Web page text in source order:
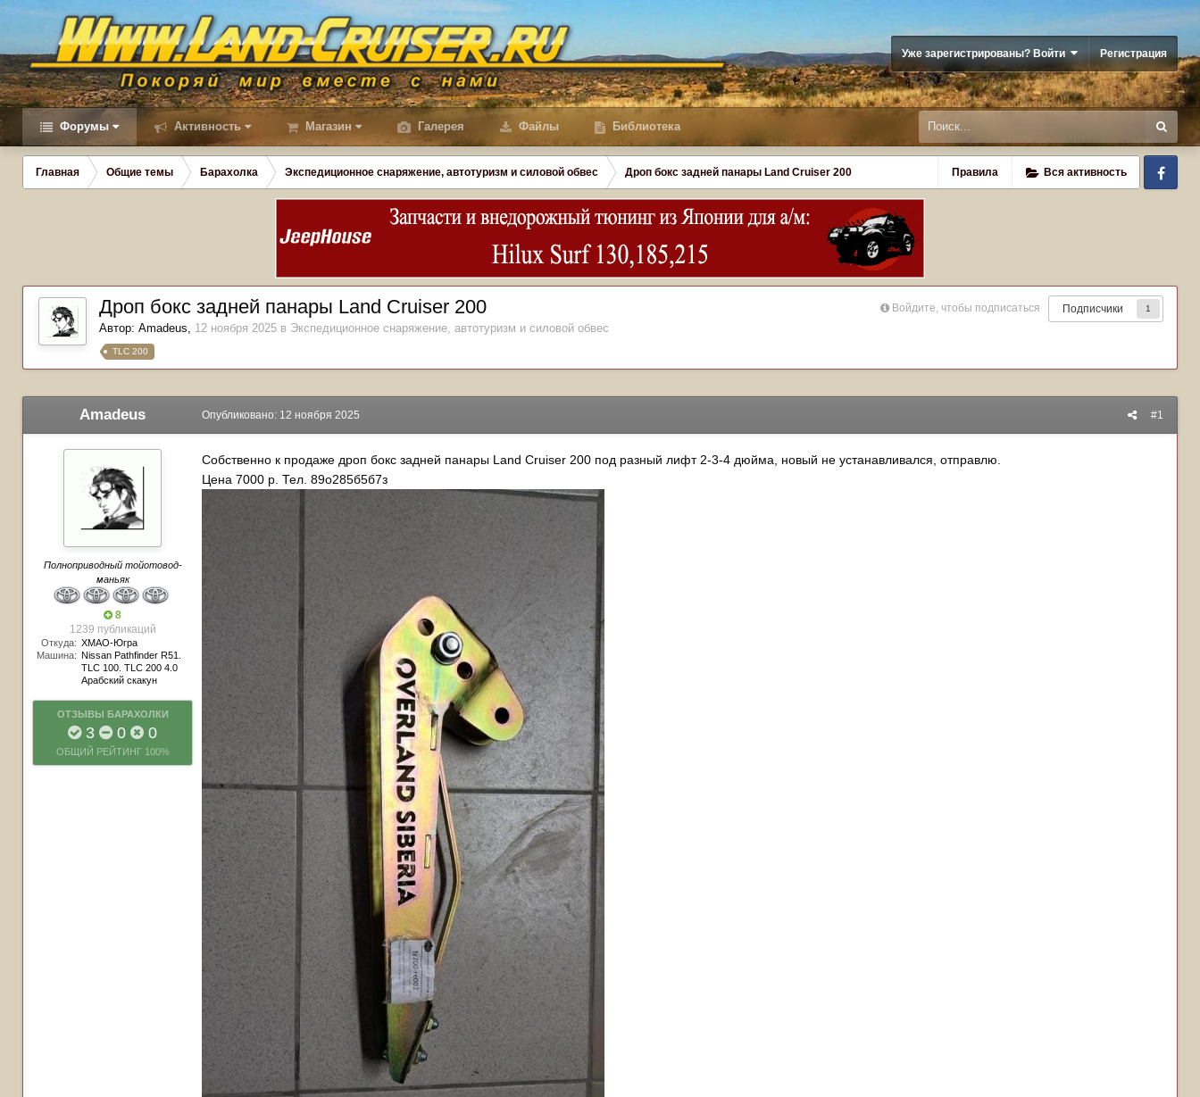
Уже зарегистрированы? Войти Регистрация
Форумы Активность Магазин Галерея Файлы Библиотека
Правила Вся активность
Главная Общие темы Барахолка Экспедиционное снаряжение, автотуризм и силовой обвес Дроп бокс задней панары Land Cruiser 200
Войдите, чтобы подписаться Подписчики 1
Дроп бокс задней панары Land Cruiser 200
Автор: Amadeus, 12 ноября 2025 в Экспедиционное снаряжение, автотуризм и силовой обвес
TLC 200
Amadeus
Полноприводный тойотовод-
маньяк
8
1239 публикаций
Откуда: ХМАО-Югра
Машина: Nissan Pathfinder R51.
TLC 100. TLC 200 4.0
Арабский скакун
ОТЗЫВЫ БАРАХОЛКИ
3 0 0
ОБЩИЙ РЕЙТИНГ 100%
#1
Опубликовано: 12 ноября 2025
Собственно к продаже дроп бокс задней панары Land Cruiser 200 под разный лифт 2-3-4 дюйма, новый не устанавливался, отправлю.
Цена 7000 р. Тел. 89о285б5б7з